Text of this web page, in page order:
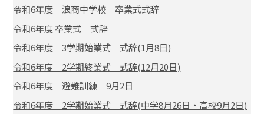
令和6年度 浪商中学校 卒業式式辞
令和6年度 卒業式 式辞
令和6年度 3学期始業式 式辞(1月8日)
令和6年度 2学期終業式 式辞(12月20日)
令和6年度 避難訓練 9月2日
令和6年度 2学期始業式 式辞(中学8月26日・高校9月2日)